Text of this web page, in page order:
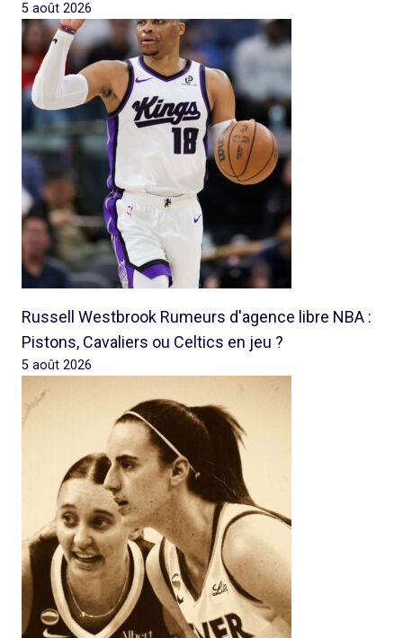
5 août 2026
Russell Westbrook Rumeurs d'agence libre NBA :
Pistons, Cavaliers ou Celtics en jeu ?
5 août 2026